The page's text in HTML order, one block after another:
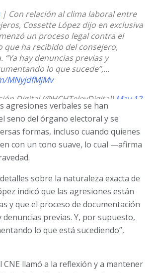
| Con relación al clima laboral entre
Cossette López dijo en exclusiva
un proceso legal contra el
que ha recibido del consejero,
“Ya hay denuncias previas y
lo que sucede”,…
MNyjdfMjMv
Digital (@HCHTelevDigital) May 12,
agresiones verbales se han
seno del órgano electoral y se
formas, incluso cuando quienes
con un tono suave, lo cual —afirma
sobre la naturaleza exacta de
indicó que las agresiones están
y que el proceso de documentación
denuncias previas. Y, por supuesto,
lo que está sucediendo”,
CNE llamó a la reflexión y a mantener